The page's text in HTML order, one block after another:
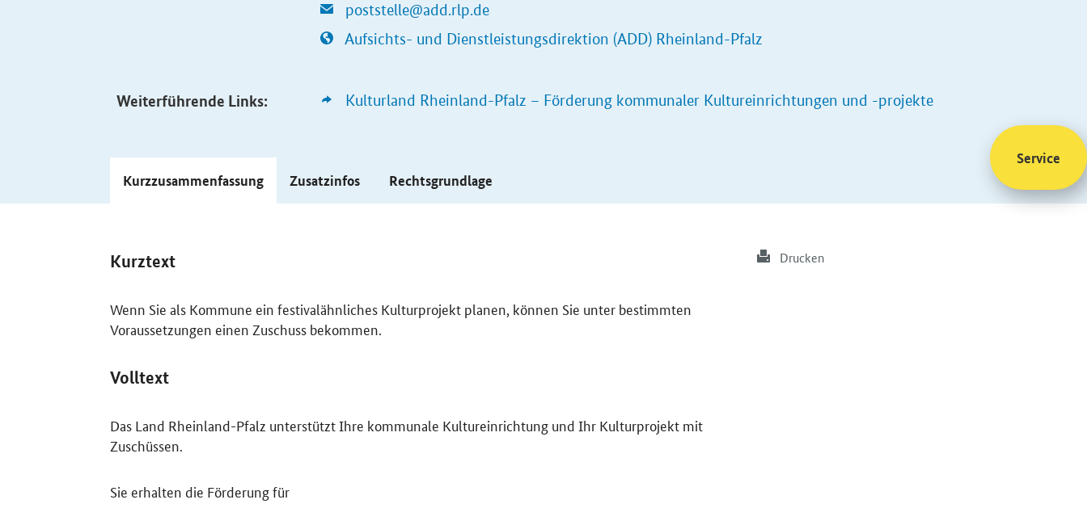
poststelle@add.rlp.de
Aufsichts- und Dienstleistungsdirektion (ADD) Rheinland-Pfalz
Weiterführende Links: Kulturland Rheinland-Pfalz – Förderung kommunaler Kultureinrichtungen und -projekte
Kurzzusammenfassung Zusatzinfos Rechtsgrundlage
Kurztext
Wenn Sie als Kommune ein festivalähnliches Kulturprojekt planen, können Sie unter bestimmten
Voraussetzungen einen Zuschuss bekommen.
Volltext
Das Land Rheinland-Pfalz unterstützt Ihre kommunale Kultureinrichtung und Ihr Kulturprojekt mit
Zuschüssen.
Sie erhalten die Förderung für
Drucken
Service